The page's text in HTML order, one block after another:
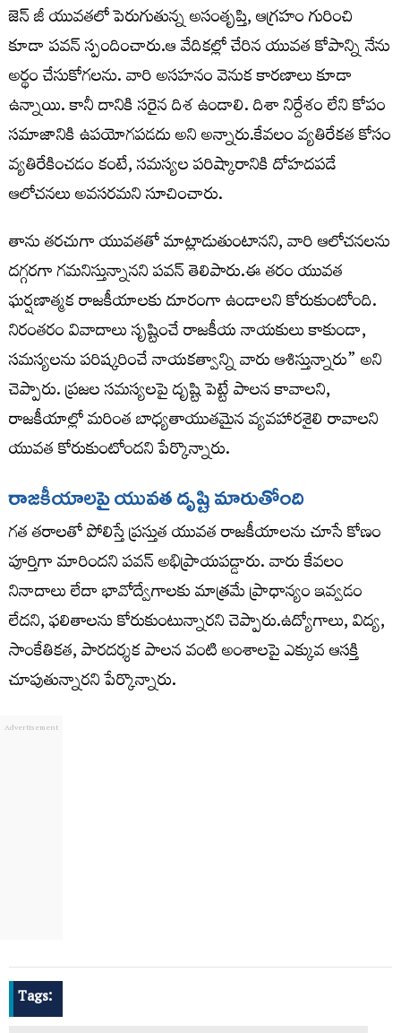
జెన్ జీ యువతలో పెరుగుతున్న అసంతృప్తి, ఆగ్రహం గురించి
కూడా పవన్ స్పందించారు.ఆ వేదికల్లో చేరిన యువత కోపాన్ని నేను
అర్థం చేసుకోగలను. వారి అసహనం వెనుక కారణాలు కూడా
ఉన్నాయి. కానీ దానికి సరైన దిశ ఉండాలి. దిశా నిర్దేశం లేని కోపం
సమాజానికి ఉపయోగపడదు అని అన్నారు.కేవలం వ్యతిరేకత కోసం
వ్యతిరేకించడం కంటే, సమస్యల పరిష్కారానికి దోహదపడే
ఆలోచనలు అవసరమని సూచించారు.
తాను తరచుగా యువతతో మాట్లాడుతుంటానని, వారి ఆలోచనలను
దగ్గరగా గమనిస్తున్నానని పవన్ తెలిపారు.ఈ తరం యువత
ఘర్షణాత్మక రాజకీయాలకు దూరంగా ఉండాలని కోరుకుంటోంది.
నిరంతరం వివాదాలు సృష్టించే రాజకీయ నాయకులు కాకుండా,
సమస్యలను పరిష్కరించే నాయకత్వాన్ని వారు ఆశిస్తున్నారు” అని
చెప్పారు. ప్రజల సమస్యలపై దృష్టి పెట్టే పాలన కావాలని,
రాజకీయాల్లో మరింత బాధ్యతాయుతమైన వ్యవహారశైలి రావాలని
యువత కోరుకుంటోందని పేర్కొన్నారు.
రాజకీయాలపై యువత దృష్టి మారుతోంది
గత తరాలతో పోలిస్తే ప్రస్తుత యువత రాజకీయాలను చూసే కోణం
పూర్తిగా మారిందని పవన్ అభిప్రాయపడ్డారు. వారు కేవలం
నినాదాలు లేదా భావోద్వేగాలకు మాత్రమే ప్రాధాన్యం ఇవ్వడం
లేదని, ఫలితాలను కోరుకుంటున్నారని చెప్పారు.ఉద్యోగాలు, విద్య,
సాంకేతికత, పారదర్శక పాలన వంటి అంశాలపై ఎక్కువ ఆసక్తి
చూపుతున్నారని పేర్కొన్నారు.
Tags: